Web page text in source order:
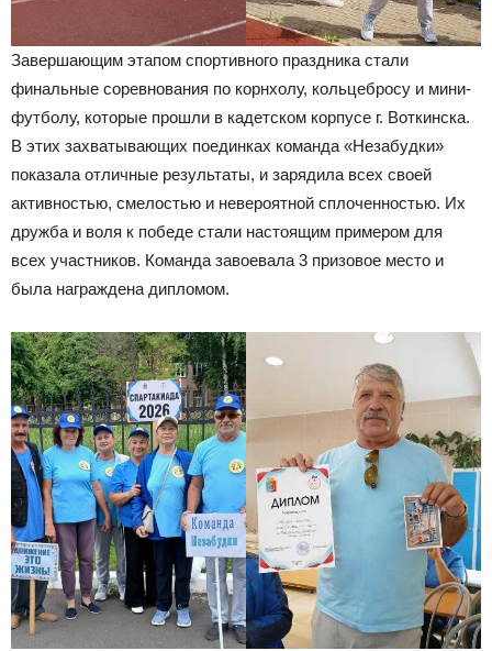
Завершающим этапом спортивного праздника стали
финальные соревнования по корнхолу, кольцебросу и мини-
футболу, которые прошли в кадетском корпусе г. Воткинска.
В этих захватывающих поединках команда «Незабудки»
показала отличные результаты, и зарядила всех своей
активностью, смелостью и невероятной сплоченностью. Их
дружба и воля к победе стали настоящим примером для
всех участников. Команда завоевала 3 призовое место и
была награждена дипломом.